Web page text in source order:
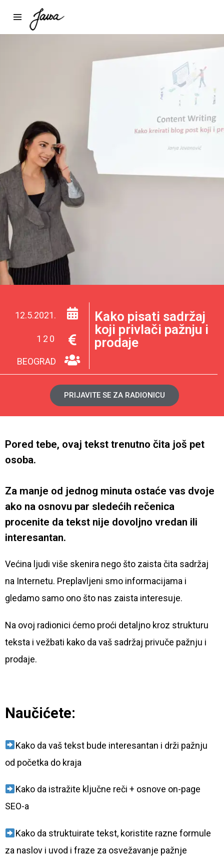
12.5.2021.
120
BEOGRAD
Kako pisati sadržaj
koji privlači pažnju i
prodaje
PRIJAVITE SE ZA RADIONICU
Pored tebe, ovaj tekst trenutno čita još pet
osoba.
Za manje od jednog minuta ostaće vas dvoje
ako na osnovu par sledećih rečenica
procenite da tekst nije dovoljno vredan ili
interesantan.
Većina ljudi više skenira nego što zaista čita sadržaj
na Internetu. Preplavljeni smo informacijama i
gledamo samo ono što nas zaista interesuje.
Na ovoj radionici ćemo proći detaljno kroz strukturu
teksta i vežbati kako da vaš sadržaj privuče pažnju i
prodaje.
Naučićete:
Kako da vaš tekst bude interesantan i drži pažnju
od početka do kraja
Kako da istražite ključne reči + osnove on-page
SEO-a
Kako da struktuirate tekst, koristite razne formule
za naslov i uvod i fraze za osvežavanje pažnje